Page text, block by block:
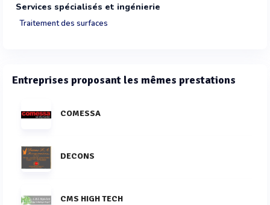
Services spécialisés et ingénierie
Traitement des surfaces
Entreprises proposant les mêmes prestations
COMESSA
DECONS
CMS HIGH TECH